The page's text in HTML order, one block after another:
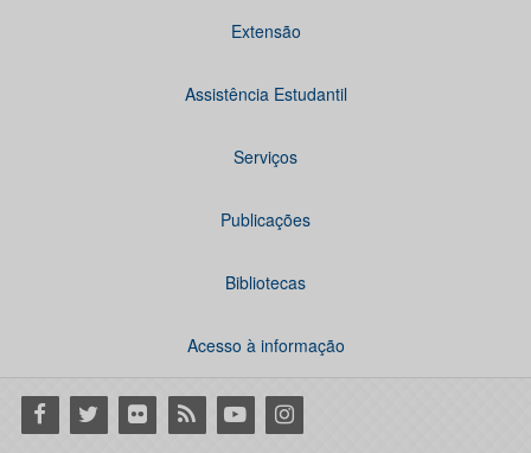
Extensão
Assistência Estudantil
Serviços
Publicações
Bibliotecas
Acesso à informação
Facebook
Twitter Flickr RSS YoutubeInstagram